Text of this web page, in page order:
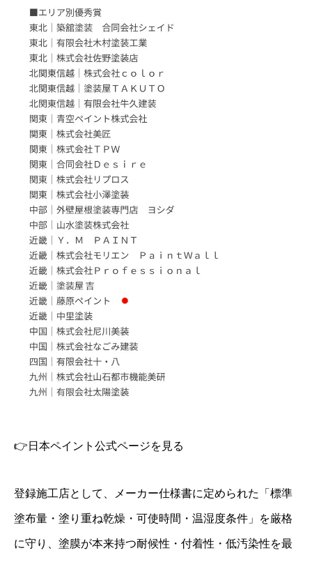
👉日本ペイント公式ページを見る
登録施工店として、メーカー仕様書に定められた「標準
塗布量・塗り重ね乾燥・可使時間・温湿度条件」を厳格
に守り、塗膜が本来持つ耐候性・付着性・低汚染性を最